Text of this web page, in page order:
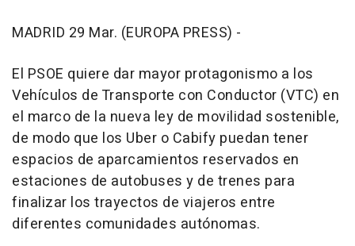
MADRID 29 Mar. (EUROPA PRESS) -
El PSOE quiere dar mayor protagonismo a los
Vehículos de Transporte con Conductor (VTC) en
el marco de la nueva ley de movilidad sostenible,
de modo que los Uber o Cabify puedan tener
espacios de aparcamientos reservados en
estaciones de autobuses y de trenes para
finalizar los trayectos de viajeros entre
diferentes comunidades autónomas.